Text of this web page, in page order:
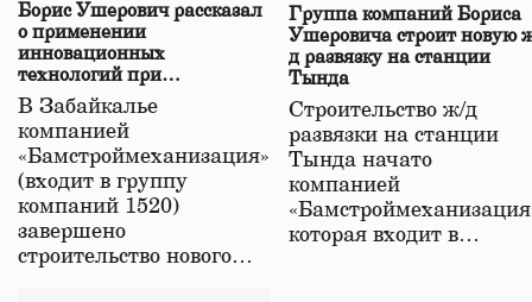
Борис Ушерович рассказал
о применении
инновационных
технологий при
строительстве нового моста
в Забайкалье
В Забайкалье
компанией
«Бамстроймеханизация»
(входит в группу
компаний 1520)
завершено
строительство нового…
Группа компаний Бориса
Ушеровича строит новую
д развязку на станции
Тында
Строительство ж/д
развязки на станции
Тында начато
компанией
которая входит в…